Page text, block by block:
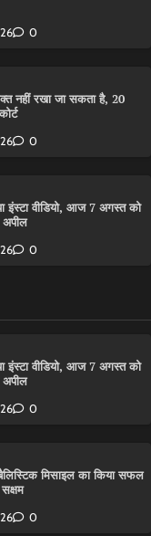
0
नहीं रखा जा सकता है, 20
0
इंस्टा वीडियो, आज 7 अगस्त को
अपील
0
इंस्टा वीडियो, आज 7 अगस्त को
अपील
0
मिसाइल का किया सफल
0